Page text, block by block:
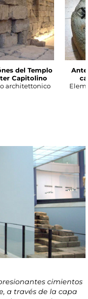
del Templo
Capitolino
architettonico
cimientos
a través de la capa